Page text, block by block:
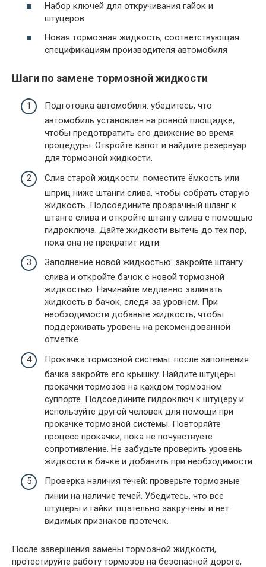
Набор ключей для откручивания гайок и
штуцеров
Новая тормозная жидкость, соответствующая
спецификациям производителя автомобиля
Шаги по замене тормозной жидкости
Подготовка автомобиля: убедитесь, что
автомобиль установлен на ровной площадке,
чтобы предотвратить его движение во время
процедуры. Откройте капот и найдите резервуар
для тормозной жидкости.
Слив старой жидкости: поместите ёмкость или
шприц ниже штанги слива, чтобы собрать старую
жидкость. Подсоедините прозрачный шланг к
штанге слива и откройте штангу слива с помощью
гидроключа. Дайте жидкости вытечь до тех пор,
пока она не прекратит идти.
Заполнение новой жидкостью: закройте штангу
слива и откройте бачок с новой тормозной
жидкостью. Начинайте медленно заливать
жидкость в бачок, следя за уровнем. При
необходимости добавьте жидкость, чтобы
поддерживать уровень на рекомендованной
отметке.
Прокачка тормозной системы: после заполнения
бачка закройте его крышку. Найдите штуцеры
прокачки тормозов на каждом тормозном
суппорте. Подсоедините гидроключ к штуцеру и
используйте другой человек для помощи при
прокачке тормозной системы. Повторяйте
процесс прокачки, пока не почувствуете
сопротивление. Не забудьте проверить уровень
жидкости в бачке и добавить при необходимости.
Проверка наличия течей: проверьте тормозные
линии на наличие течей. Убедитесь, что все
штуцеры и гайки тщательно закручены и нет
видимых признаков протечек.
После завершения замены тормозной жидкости,
протестируйте работу тормозов на безопасной дороге,